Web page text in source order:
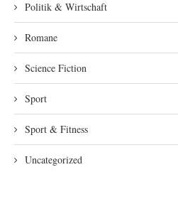
Politik & Wirtschaft
Romane
Science Fiction
Sport
Sport & Fitness
Uncategorized